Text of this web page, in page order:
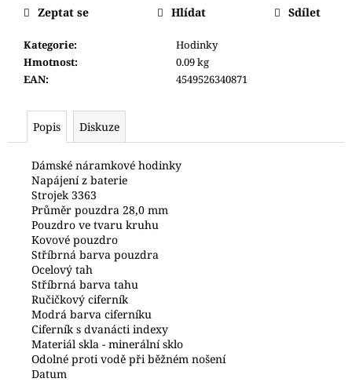
Kategorie:
Hodinky
Hmotnost:
0.09 kg
EAN: 4549526340871
Zeptat se Hlídat Sdílet
Popis Diskuze
Dámské náramkové hodinky
Napájení z baterie
Strojek 3363
Průměr pouzdra 28,0 mm
Pouzdro ve tvaru kruhu
Kovové pouzdro
Stříbrná barva pouzdra
Ocelový tah
Stříbrná barva tahu
Ručičkový ciferník
Modrá barva ciferníku
Ciferník s dvanácti indexy
Materiál skla - minerální sklo
Odolné proti vodě při běžném nošení
Datum
D
p
o
j
HODINKY
ORIENT
FKU00002D0
700
Kč